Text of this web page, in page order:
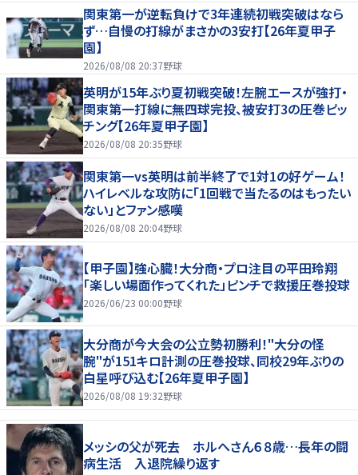
関東第一が逆転負けで3年連続初戦突破はなら
ず…自慢の打線がまさかの3安打【26年夏甲子
園】
2026/08/08 20:37野球
英明が15年ぶり夏初戦突破！左腕エースが強打・
関東第一打線に無四球完投、被安打3の圧巻ピッ
チング【26年夏甲子園】
2026/08/08 20:35野球
関東第一vs英明は前半終了で1対1の好ゲーム！
ハイレベルな攻防に「1回戦で当たるのはもったい
ない」とファン感嘆
2026/08/08 20:04野球
【甲子園】強心臓！大分商・プロ注目の平田玲翔
「楽しい場面作ってくれた」ピンチで救援圧巻投球
2026/06/23 00:00野球
大分商が今大会の公立勢初勝利！"大分の怪
腕"が151キロ計測の圧巻投球、同校29年ぶりの
白星呼び込む【26年夏甲子園】
2026/08/08 19:32野球
メッシの父が死去 ホルヘさん６８歳…長年の闘
病生活 入退院繰り返す